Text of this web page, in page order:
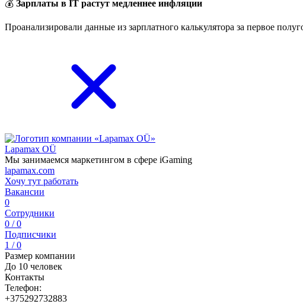
💰 Зарплаты в IT растут медленнее инфляции
Проанализировали данные из зарплатного калькулятора за первое
Lapamax OÜ
Мы занимаемся маркетингом в сфере iGaming
lapamax.com
Хочу тут работать
Вакансии
0
Сотрудники
0 / 0
Подписчики
1 / 0
Размер компании
До 10 человек
Контакты
Телефон:
+375292732883